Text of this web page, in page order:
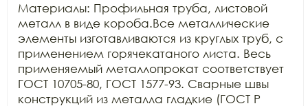
Материалы: Профильная труба, листовой
металл в виде короба.Все металлические
элементы изготавливаются из круглых труб, с
применением горячекатаного листа. Весь
применяемый металлопрокат соответствует
ГОСТ 10705-80, ГОСТ 1577-93. Сварные швы
конструкций из металла гладкие (ГОСТ Р